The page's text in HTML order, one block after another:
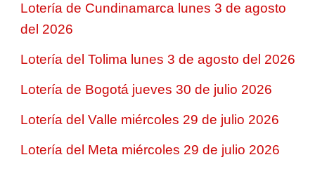
Lotería de Cundinamarca lunes 3 de agosto
del 2026
Lotería del Tolima lunes 3 de agosto del 2026
Lotería de Bogotá jueves 30 de julio 2026
Lotería del Valle miércoles 29 de julio 2026
Lotería del Meta miércoles 29 de julio 2026